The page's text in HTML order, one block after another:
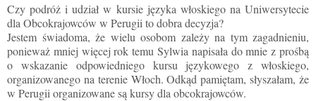
Czy podróż i udział w kursie języka włoskiego na Uniwersytecie
dla Obcokrajowców w Perugii to dobra decyzja?
Jestem świadoma, że wielu osobom zależy na tym zagadnieniu,
ponieważ mniej więcej rok temu Sylwia napisała do mnie z prośbą
o wskazanie odpowiedniego kursu językowego z włoskiego,
organizowanego na terenie Włoch. Odkąd pamiętam, słyszałam, że
w Perugii organizowane są kursy dla obcokrajowców.